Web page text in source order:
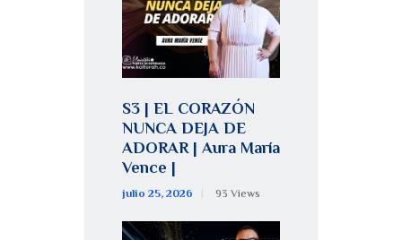
S3 | EL CORAZÓN
NUNCA DEJA DE
ADORAR | Aura María
Vence |
julio 25, 2026 93 Views